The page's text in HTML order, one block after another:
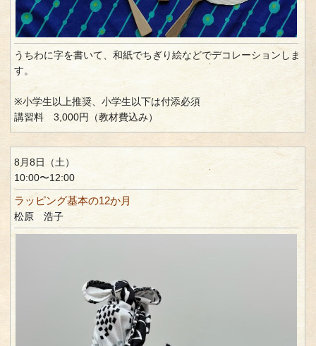
うちわに字を書いて、和紙でちぎり絵などでデコレーションしま
す。
※小学生以上推奨、小学生以下は付添必須
講習料 3,000円（教材費込み）
8月8日（土）
10:00〜12:00
ラッピング基本の12か月
松原 浩子